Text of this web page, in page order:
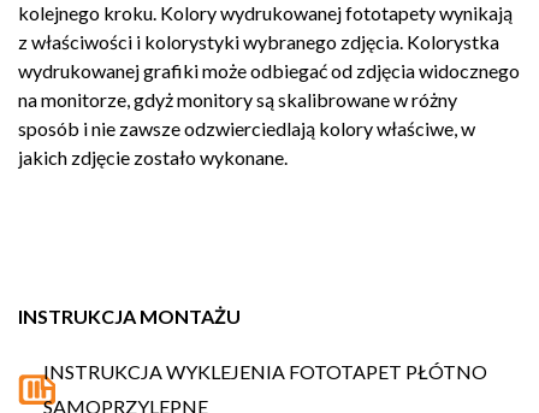
kolejnego kroku. Kolory wydrukowanej fototapety wynikają
z właściwości i kolorystyki wybranego zdjęcia. Kolorystka
wydrukowanej grafiki może odbiegać od zdjęcia widocznego
na monitorze, gdyż monitory są skalibrowane w różny
sposób i nie zawsze odzwierciedlają kolory właściwe, w
jakich zdjęcie zostało wykonane.
INSTRUKCJA MONTAŻU
INSTRUKCJA WYKLEJENIA FOTOTAPET PŁÓTNO
SAMOPRZYLEPNE